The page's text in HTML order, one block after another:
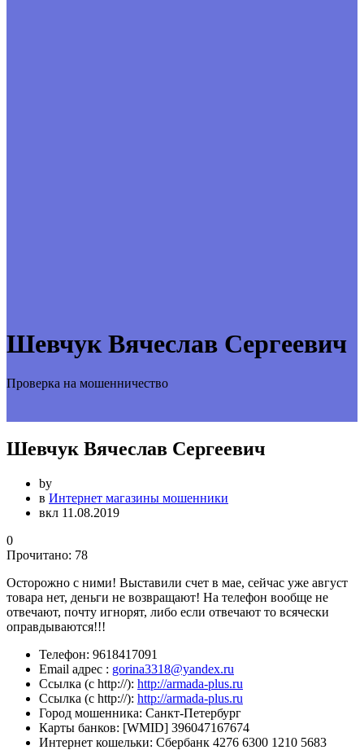
Шевчук Вячеслав Сергеевич
Проверка на мошенничество
Шевчук Вячеслав Сергеевич
by
в Интернет магазины мошенники
вкл 11.08.2019
0
Прочитано: 78
Осторожно с ними! Выставили счет в мае, сейчас уже август
товара нет, деньги не возвращают! На телефон вообще не
отвечают, почту игнорят, либо если отвечают то всячески
оправдываются!!!
Телефон: 9618417091
Email адрес : gorina3318@yandex.ru
Ссылка (с http://): http://armada-plus.ru
Ссылка (с http://): http://armada-plus.ru
Город мошенника: Санкт-Петербург
Карты банков: [WMID] 396047167674
Интернет кошельки: Сбербанк 4276 6300 1210 5683